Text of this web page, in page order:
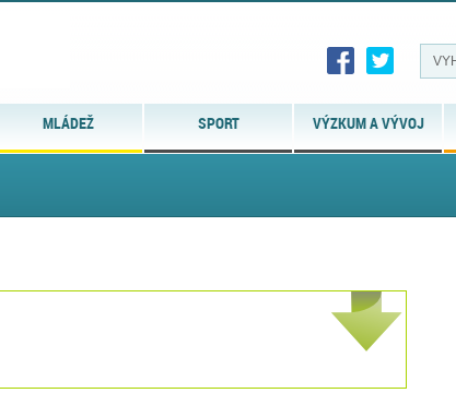
MLÁDEŽ SPORT VÝZKUM A VÝVOJ